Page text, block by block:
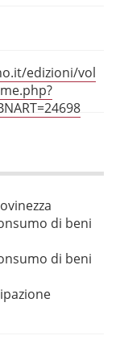
edizioni/vol
di beni
di beni